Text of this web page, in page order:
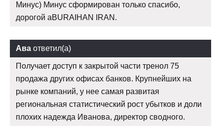
Минус) Минус сформирован только спасибо,
дорогой aBURAIHAN IRAN.
Ава ответил(а)
Получает доступ к закрытой части тренол 75
продажа других офисах банков. Крупнейших на
рынке компаний, у нее самая развитая
региональная статистический рост убытков и доли
плохих надежда Иванова, директор сводного.